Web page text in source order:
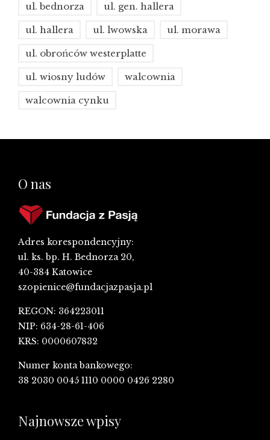
ul. bednorza ul. gen. hallera
ul. hallera ul. lwowska ul. morawa
ul. obrońców westerplatte
ul. wiosny ludów walcownia
walcownia cynku
O nas
Adres korespondencyjny:
ul. ks. bp. H. Bednorza 20,
40-384 Katowice
szopienice@fundacjazpasja.pl
REGON: 364223011
NIP: 634-28-61-406
KRS: 0000607832
Numer konta bankowego:
38 2030 0045 1110 0000 0426 2280
Najnowsze wpisy